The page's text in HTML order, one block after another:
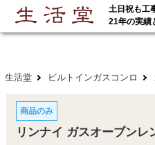
ご利用 288万･工事実績117万件!
土日祝も工
21年の実績
生活堂 ビルトインガスコンロ
商品のみ
リンナイ ガスオーブンレ